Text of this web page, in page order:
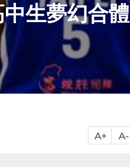
生夢幻合體